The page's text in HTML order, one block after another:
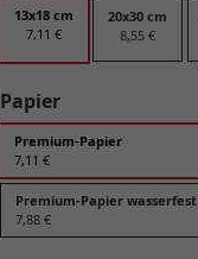
13x18 cm
7,11 €
20x30 cm
8,55 €
Papier
Premium-Papier
7,11 €
Premium-Papier wasserfest
7,88 €